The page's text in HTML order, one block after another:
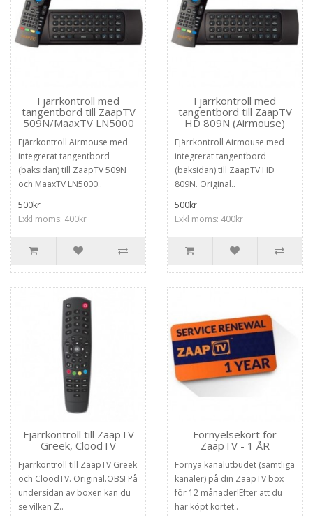
Fjärrkontroll med
tangentbord till ZaapTV
509N/MaaxTV LN5000
Fjärrkontroll Airmouse med
integrerat tangentbord
(baksidan) till ZaapTV 509N
och MaaxTV LN5000..
500kr
Exkl moms: 400kr
Fjärrkontroll med
tangentbord till ZaapTV
HD 809N (Airmouse)
Fjärrkontroll Airmouse med
integrerat tangentbord
(baksidan) till ZaapTV HD
809N. Original..
500kr
Exkl moms: 400kr
Fjärrkontroll till ZaapTV
Greek, CloodTV
Fjärrkontroll till ZaapTV Greek
och CloodTV. Original.OBS! På
undersidan av boxen kan du
se vilken Z..
Förnyelsekort för
ZaapTV - 1 ÅR
Förnya kanalutbudet (samtliga
kanaler) på din ZaapTV box
för 12 månader!Efter att du
har köpt kortet..